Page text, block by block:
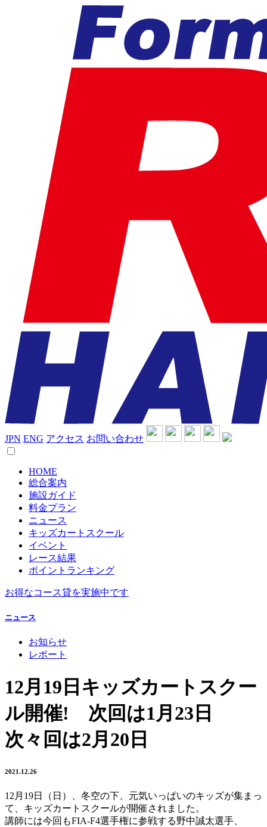
JPN ENG アクセス お問い合わせ
HOME
総合案内
施設ガイド
料金プラン
ニュース
キッズカートスクール
イベント
レース結果
ポイントランキング
お得なコース貸を実施中です
ニュース
お知らせ
レポート
12月19日キッズカートスクー
ル開催! 次回は1月23日
次々回は2月20日
2021.12.26
12月19日（日）、冬空の下、元気いっぱいのキッズが集まっ
て、キッズカートスクールが開催されました。
講師には今回もFIA-F4選手権に参戦する野中誠太選手、